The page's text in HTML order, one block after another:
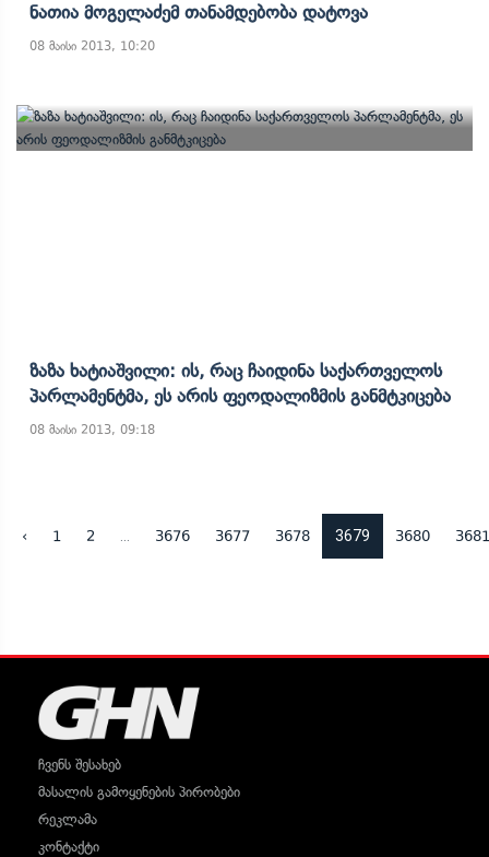
Ნათია Მოგელაძემ Თანამდებობა Დატოვა
08 მაისი 2013, 10:20
Ზაზა Ხატიაშვილი: Ის, Რაც Ჩაიდინა Საქართველოს
Პარლამენტმა, Ეს Არის Ფეოდალიზმის Განმტკიცება
08 მაისი 2013, 09:18
‹ 1 2 3676 3677 3678 3679 3680 3681
ჩვენს შესახებ
მასალის გამოყენების პირობები
რეკლამა
კონტაქტი